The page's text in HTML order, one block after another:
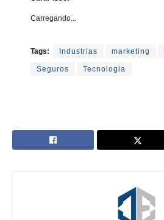
Carregando...
Tags: Industrias marketing
Seguros Tecnologia